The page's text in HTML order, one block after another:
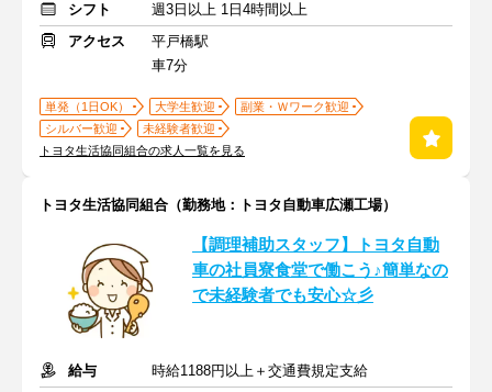
シフト
週3日以上 1日4時間以上
アクセス
平戸橋駅
車7分
単発（1日OK） 大学生歓迎
副業・Ｗワーク歓迎
シルバー歓迎
未経験者歓迎
トヨタ生活協同組合の求人一覧を見る
トヨタ生活協同組合（勤務地：トヨタ自動車広瀬工場）
【調理補助スタッフ】トヨタ自動
車の社員寮食堂で働こう♪簡単なの
で未経験者でも安心☆彡
給与
時給1188円以上＋交通費規定支給